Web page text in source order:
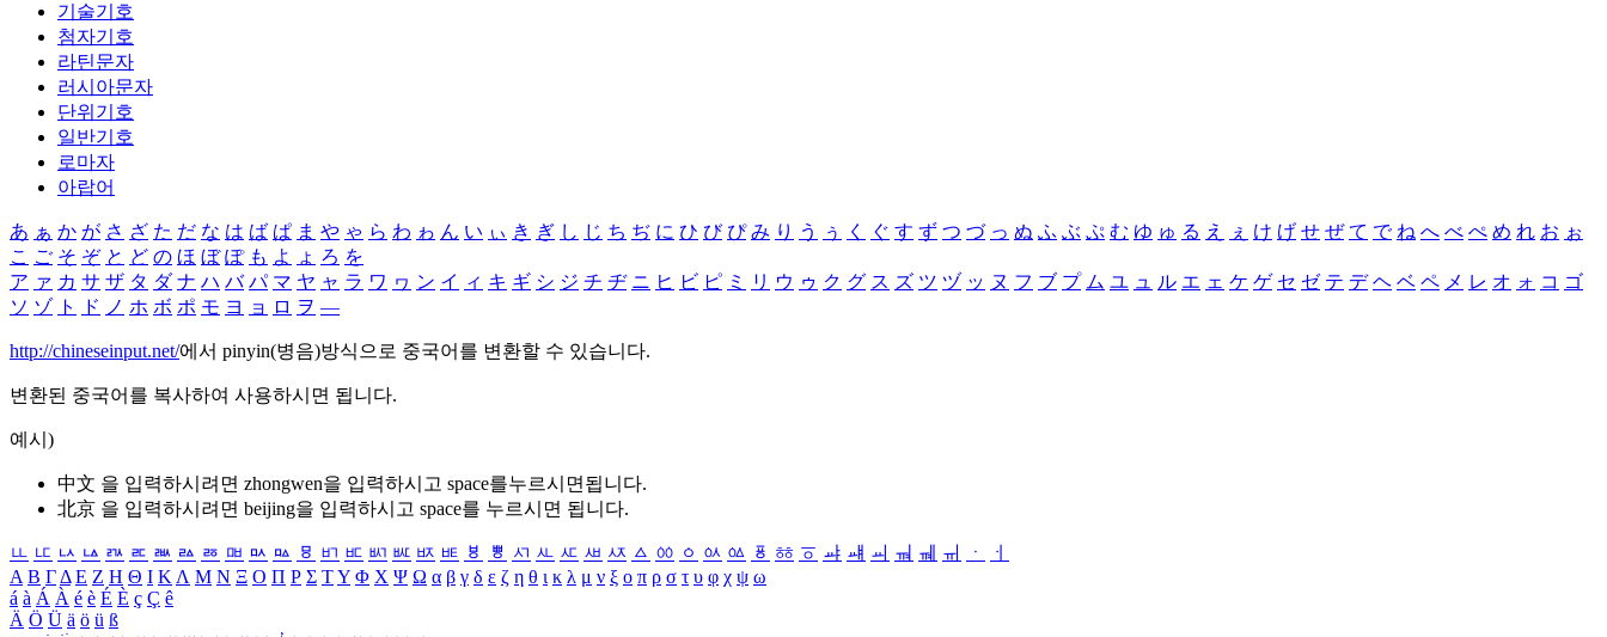
기술기호
첨자기호
라틴문자
러시아문자
단위기호
일반기호
로마자
아랍어
あ ぁ か が さ ざ た だ な は ば ぱ ま や ゃ ら わ ゎ ん い ぃ き ぎ し じ ち ぢ に ひ び ぴ み り う ぅ く ぐ す ず つ づ っ ぬ ふ ぶ ぷ む ゆ ゅ る え ぇ け げ せ ぜ て で ね へ べ ぺ め れ お ぉ
こ ご そ ぞ と ど の ほ ぼ ぽ も よ ょ ろ を
ア ァ カ サ ザ タ ダ ナ ハ バ パ マ ヤ ャ ラ ワ ヮ ン イ ィ キ ギ シ ジ チ ヂ ニ ヒ ビ ピ ミ リ ウ ゥ ク グ ス ズ ツ ヅ ッ ヌ フ ブ プ ム ユ ュ ル エ ェ ケ ゲ セ ゼ テ デ ヘ ベ ペ メ レ オ ォ コ ゴ
ソ ゾ ト ド ノ ホ ボ ポ モ ヨ ョ ロ ヲ ―
http://chineseinput.net/에서 pinyin(병음)방식으로 중국어를 변환할 수 있습니다.
변환된 중국어를 복사하여 사용하시면 됩니다.
예시)
中文 을 입력하시려면 zhongwen을 입력하시고 space를누르시면됩니다.
北京 을 입력하시려면 beijing을 입력하시고 space를 누르시면 됩니다.
ㅥ ㅦ ㅧ ㅨ ㅩ ㅪ ㅫ ㅬ ㅭ ㅮ ㅯ ㅰ ㅱ ㅲ ㅳ ㅴ ㅵ ㅶ ㅷ ㅸ ㅹ ㅺ ㅻ ㅼ ㅽ ㅾ ㅿ ㆀ ㆁ ㆂ ㆃ ㆄ ㆅ ㆆ ㆇ ㆈ ㆉ ㆊ ㆋ ㆌ ㆍ
ㆎ
Α Β ΓΔ Ε Ζ Η Θ Ι ΚΛ Μ Ν Ξ Ο Π Ρ Σ ΤΥ Φ Χ Ψ Ω α β γ δ ε ζ η θ ι κ λ μ ν ξ ο π ρ σ τ υ φ χ ψ ω
á à Á À é è É È ç Ç ê
Ä Ö Ü ä ö ü ß